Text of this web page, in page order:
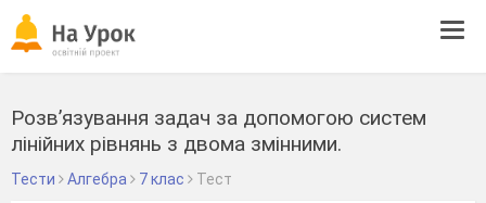
Розв’язування задач за допомогою систем
лінійних рівнянь з двома змінними.
Тести Алгебра 7 клас Тест